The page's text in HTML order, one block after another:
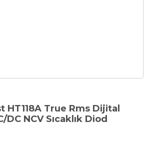
HT118A True Rms Dijital
NCV Sıcaklık Diod